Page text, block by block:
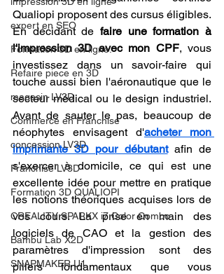
expert en SEO
Formation 3D en ligne.
Refaire piece en 3D
magasin LV3D
Commerce en Franchise
concession LV3D
Franchise LV3D
Formation 3D QUALIOPI
CREALITY SPARKX i7 Color Combo
Bambu Lab X2D
SNAPMAKER U1
Qualiopi proposent des cursus éligibles.
En décidant de faire une formation à
l'impression 3D avec mon CPF, vous
investissez dans un savoir-faire qui
touche aussi bien l'aéronautique que le
secteur médical ou le design industriel.
Avant de sauter le pas, beaucoup de
néophytes envisagent d'acheter mon
imprimante 3D pour débutant afin de
s'exercer à domicile, ce qui est une
excellente idée pour mettre en pratique
les notions théoriques acquises lors de
vos cours. La prise en main des
logiciels de CAO et la gestion des
paramètres d'impression sont des
piliers fondamentaux que vous